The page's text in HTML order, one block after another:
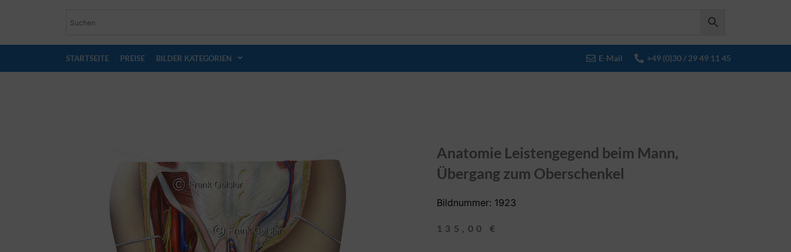
STARTSEITE PREISE BILDER KATEGORIEN E-Mail +49 (0)30 / 29 49 11 45
Anatomie Leistengegend beim Mann,
Übergang zum Oberschenkel
Bildnummer: 1923
135,00 €